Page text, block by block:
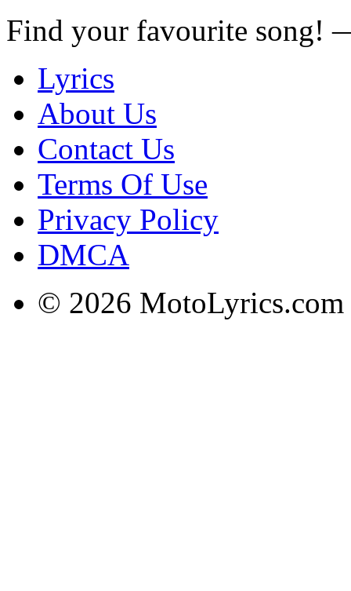
Find your favourite song!
Lyrics
About Us
Contact Us
Terms Of Use
Privacy Policy
DMCA
© 2026 MotoLyrics.com